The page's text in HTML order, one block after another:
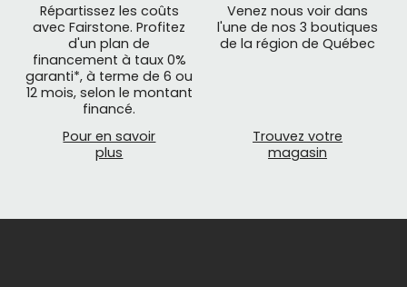
Répartissez les coûts
avec Fairstone. Profitez
d'un plan de
financement à taux 0%
garanti*, à terme de 6 ou
12 mois, selon le montant
financé.
Pour en savoir
plus
Venez nous voir dans
l'une de nos 3 boutiques
de la région de Québec
Trouvez votre
magasin